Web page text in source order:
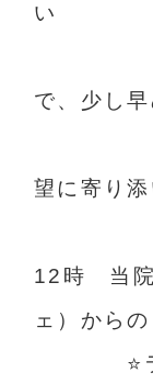
い
・上の
で、少し
など
望に寄り
12時 当
ェ）から
⭐️ラン